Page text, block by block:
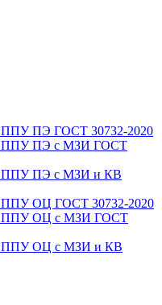
ППУ ПЭ ГОСТ 30732-2020
ППУ ПЭ с МЗИ ГОСТ
ППУ ПЭ с МЗИ и КВ
ППУ ОЦ ГОСТ 30732-2020
ППУ ОЦ с МЗИ ГОСТ
ППУ ОЦ с МЗИ и КВ